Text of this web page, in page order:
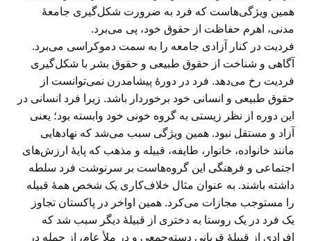
همین ویژگی‌هاست که فرد به ضرورت شکل‌گیری جامعهٔ
مدنی، اهرم حفاظت از حقوق خود، پی می‌برد.
فردیت در کنار آزادی جامعه را به سمت دموکراسی می‌برد.
آگاهی و شناخت از حقوق طبیعی و حقوق بشر با شکل‌گیری
فردیت رخ می‌دهد. فرد در دورهٔ پیشامدرن نمی‌توانست از
حقوق طبیعی و انسانی خود برخوردار باشد. زیرا فرد انسانی در
این دوره از نظر زیستی به گروه خونی خود وابسته بود؛ یعنی
آزاد و مستقل نبود. همین ویژگی سبب می‌شد که نهادهایی
مانند خانواده، خانوار، طایفه، قبیله و مذهب که پایۀ ارزش‌های
اجتماعی و فرهنگی این گروه‌هاست بر سرنوشت فرد سلطه
داشته باشند. به ‌عنوان مثال خلاف‌کاری یک شخص همهٔ قبیله
را مستوجب مجازات می‌کرد. همین اواخر در پاکستان تجاوز
یک فرد در یک روستا به دختری از قبیلهٔ دیگر سبب شد که
افرادی از قبیلهٔ قربانی دسته‌جمعی و در ملأ عام، از جمله در